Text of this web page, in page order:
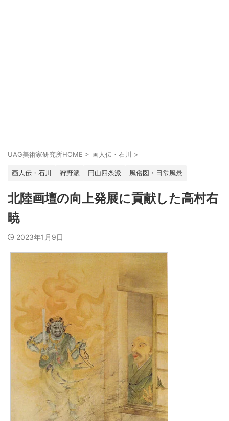
UAG美術家研究所HOME > 画人伝・石川 >
画人伝・石川 狩野派 円山四条派 風俗図・日常風景
北陸画壇の向上発展に貢献した高村右
暁
2023年1月9日